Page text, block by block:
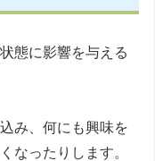
態に影響を与える
み、何にも興味を
なったりします。